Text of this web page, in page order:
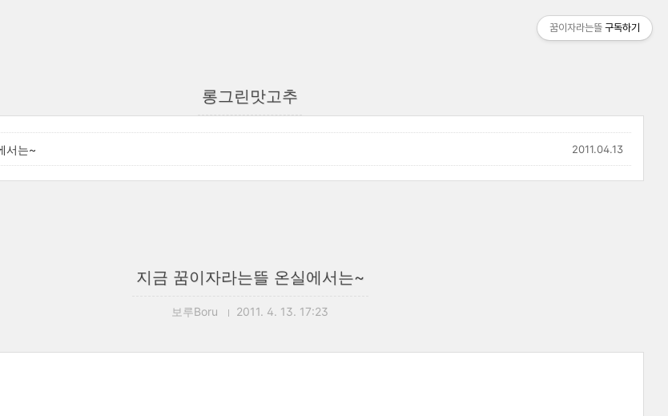
롱그린맛고추
서는~ 2011.04.13
지금 꿈이자라는뜰 온실에서는~
보루Boru 2011. 4. 13. 17:23
꿈이자라는뜰 구독하기